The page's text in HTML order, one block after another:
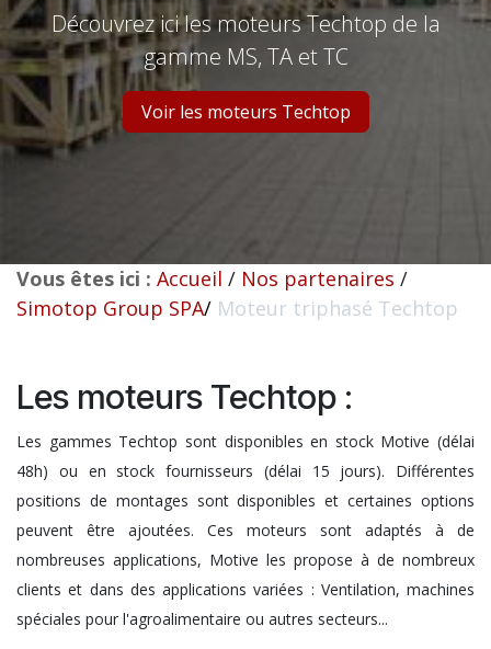
Découvrez ici les moteurs Techtop de la
gamme MS, TA et TC
Voir les moteurs Techtop
Vous êtes ici : Accueil / Nos partenaires /
Simotop Group SPA/ Moteur triphasé Techtop
Les moteurs Techtop :
Les gammes Techtop sont disponibles en stock Motive (délai
48h) ou en stock fournisseurs (délai 15 jours). Différentes
positions de montages sont disponibles et certaines options
peuvent être ajoutées. Ces moteurs sont adaptés à de
nombreuses applications, Motive les propose à de nombreux
clients et dans des applications variées : Ventilation, machines
spéciales pour l'agroalimentaire ou autres secteurs...